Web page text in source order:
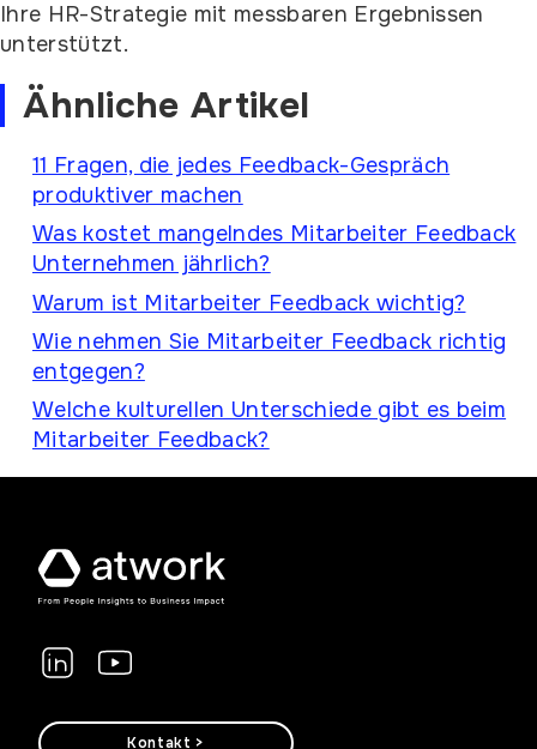
Ihre HR-Strategie mit messbaren Ergebnissen
unterstützt.
Ähnliche Artikel
11 Fragen, die jedes Feedback-Gespräch
produktiver machen
Was kostet mangelndes Mitarbeiter Feedback
Unternehmen jährlich?
Warum ist Mitarbeiter Feedback wichtig?
Wie nehmen Sie Mitarbeiter Feedback richtig
entgegen?
Welche kulturellen Unterschiede gibt es beim
Mitarbeiter Feedback?
Kontakt >